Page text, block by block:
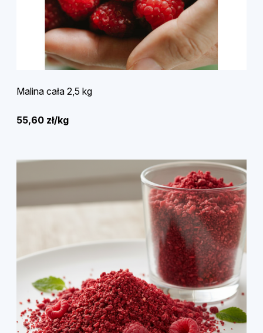
Malina cała 2,5 kg
55,60 zł/kg